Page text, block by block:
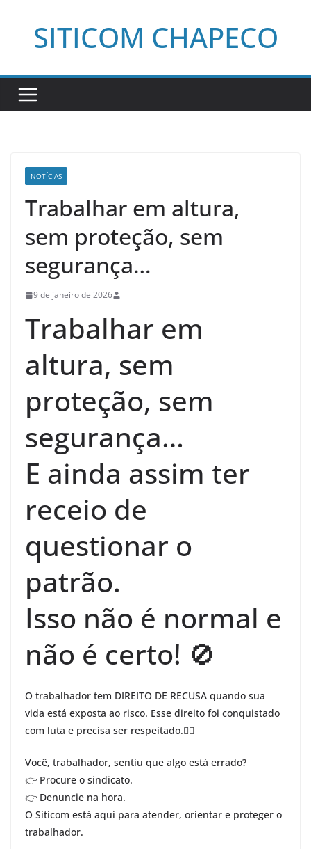
SITICOM CHAPECO
NOTÍCIAS
Trabalhar em altura,
sem proteção, sem
segurança…
9 de janeiro de 2026
Trabalhar em
altura, sem
proteção, sem
segurança…
E ainda assim ter
receio de
questionar o
patrão.
Isso não é normal e
não é certo! 🚫
O trabalhador tem DIREITO DE RECUSA quando sua
vida está exposta ao risco. Esse direito foi conquistado
com luta e precisa ser respeitado.👷‍♂️
Você, trabalhador, sentiu que algo está errado?
👉 Procure o sindicato.
👉 Denuncie na hora.
O Siticom está aqui para atender, orientar e proteger o
trabalhador.